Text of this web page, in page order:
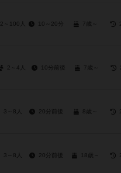
2～100人 10～20分 7歳～
2～4人 10分前後 7歳～
3～8人 20分前後 8歳～
3～8人 20分前後 18歳～